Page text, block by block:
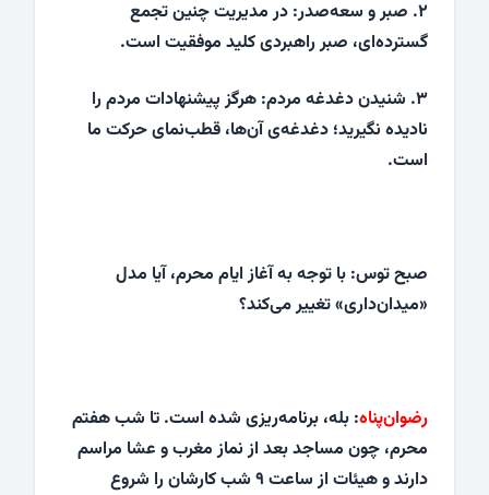
۲. صبر و سعه‌صدر: در مدیریت چنین تجمع
گسترده‌ای، صبر راهبردی کلید موفقیت است.
۳. شنیدن دغدغه‌ مردم: هرگز پیشنهادات مردم را
نادیده نگیرید؛ دغدغه‌ی آن‌ها، قطب‌نمای حرکت ما
است.
صبح توس: با توجه به آغاز ایام محرم، آیا مدل
«میدان‌داری» تغییر می‌کند؟
رضوان‌پناه: بله، برنامه‌ریزی شده است. تا شب هفتم
محرم، چون مساجد بعد از نماز مغرب و عشا مراسم
دارند و هیئات از ساعت ۹ شب کارشان را شروع